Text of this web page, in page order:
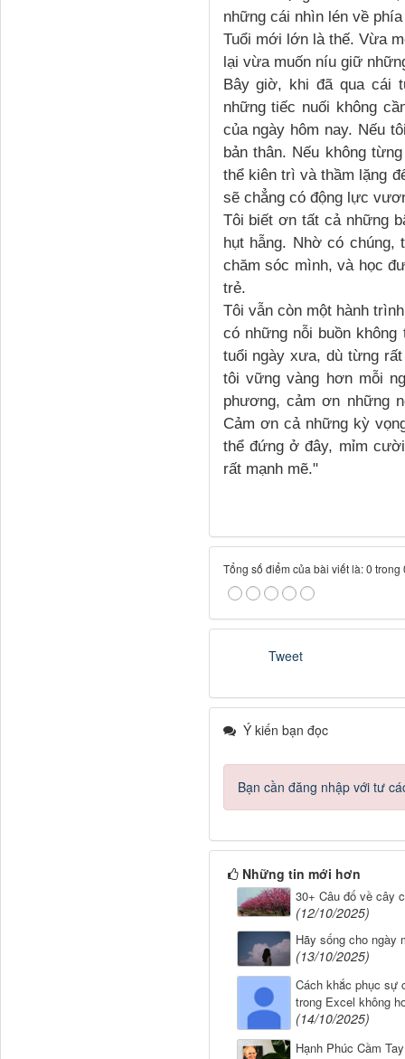
những cái nhìn lén về
Tuổi mới lớn là thế. Vừa
lại vừa muốn níu giữ
Bây giờ, khi đã qua cái
những tiếc nuối không
của ngày hôm nay. Nếu
bản thân. Nếu không
thể kiên trì và thầm lặng
sẽ chẳng có động lực
Tôi biết ơn tất cả những
hụt hẫng. Nhờ có
chăm sóc mình, và học
trẻ.
Tôi vẫn còn một hành
có những nỗi buồn
tuổi ngày xưa, dù từng
tôi vững vàng hơn mỗi
phương, cảm ơn những
Cảm ơn cả những kỳ
thể đứng ở đây, mỉm
rất mạnh mẽ."
Tổng số điểm của bài viết là: 0 trong
Tweet
Ý kiến bạn đọc
Bạn cần đăng nhập với tư
Những tin mới hơn
30+ Câu đố về cây
(12/10/2025)
Hãy sống cho ngày
(13/10/2025)
Cách khắc phục sự
trong Excel không
(14/10/2025)
Hạnh Phúc Cầm